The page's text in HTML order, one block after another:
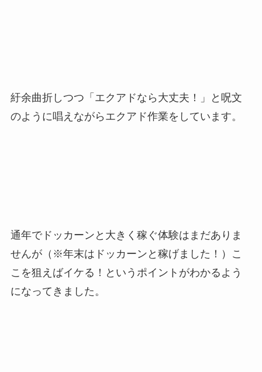
紆余曲折しつつ「エクアドなら大丈夫！」と呪文
のように唱えながらエクアド作業をしています。
通年でドッカーンと大きく稼ぐ体験はまだありま
せんが（※年末はドッカーンと稼げました！）こ
こを狙えばイケる！というポイントがわかるよう
になってきました。